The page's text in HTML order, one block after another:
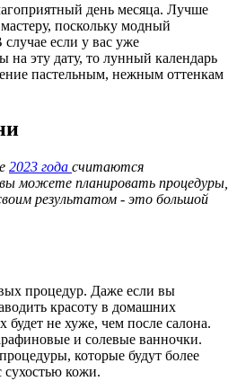
день месяца. Лучше
поскольку модный
если у вас уже
на эту дату, то лунный календарь
пастельным, нежным оттенкам
2023 года считаются
можете планировать процедуры,
результатом - это большой
процедур. Даже если вы
красоту в домашних
не хуже, чем после салона.
и солевые ванночки.
которые будут более
кожи.